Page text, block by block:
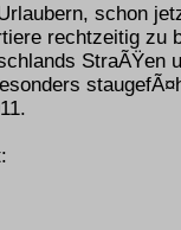
schon
rechtzeitig zu
StraÃŸen